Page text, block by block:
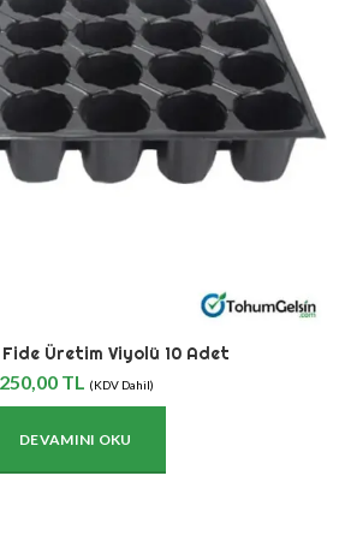
Üretim Viyolü 10 Adet
250,00TL (KDV Dahil)
DEVAMINI OKU